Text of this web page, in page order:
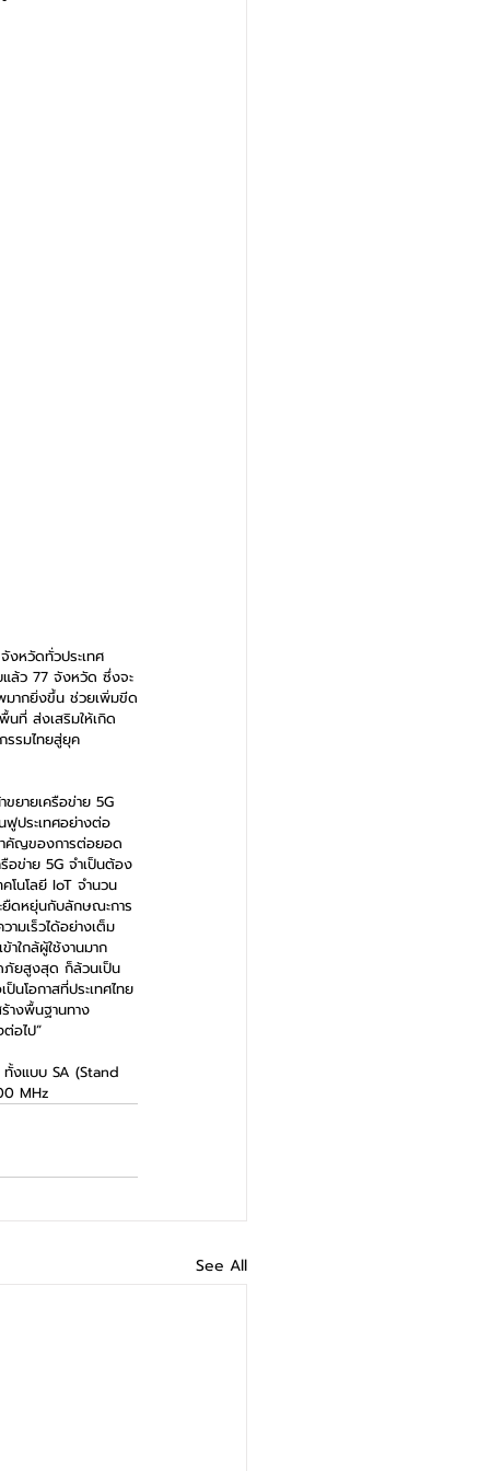
งหวัดทั่วประเทศ
แล้ว 77 จังหวัด ซึ่งจะ
มากยิ่งขึ้น ช่วยเพิ่มขีด
นที่ ส่งเสริมให้เกิด
รรมไทยสู่ยุค
ยายเครือข่าย 5G
ประเทศอย่างต่อ
คัญของการต่อยอด
อข่าย 5G จำเป็นต้อง
โนโลยี IoT จำนวน
ยืดหยุ่นกับลักษณะการ
มเร็วได้อย่างเต็ม
ใกล้ผู้ใช้งานมาก
ภัยสูงสุด ก็ล้วนเป็น
นโอกาสที่ประเทศไทย
างพื้นฐานทาง
อไป”
ทั้งแบบ SA (Stand
MHz
See All